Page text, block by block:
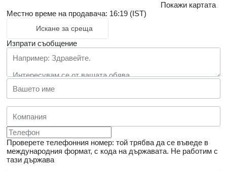
Покажи картата
Местно време на продавача: 16:19 (IST)
Искане за среща
Изпрати съобщение
Проверете телефонния номер: той трябва да се въведе в
международния формат, с кода на държавата. Не работим с
тази държава